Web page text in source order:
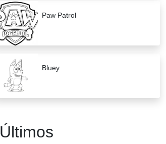
Paw Patrol
Bluey
Últimos